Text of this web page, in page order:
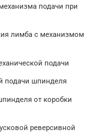
подачи при
лимба с механизмом
подачи
подачи шпинделя
от коробки
реверсивной